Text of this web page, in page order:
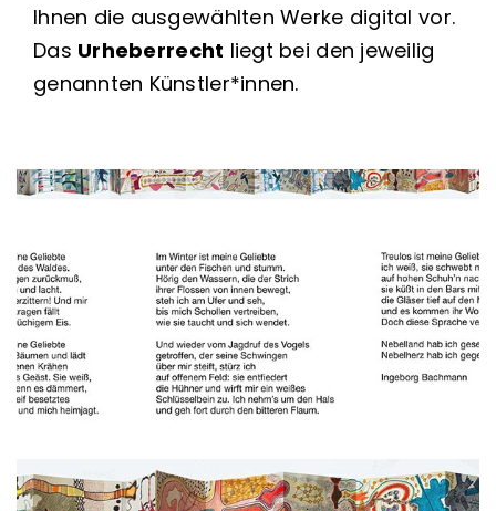
Ihnen die ausgewählten Werke digital vor.
Das Urheberrecht liegt bei den jeweilig
genannten Künstler*innen.